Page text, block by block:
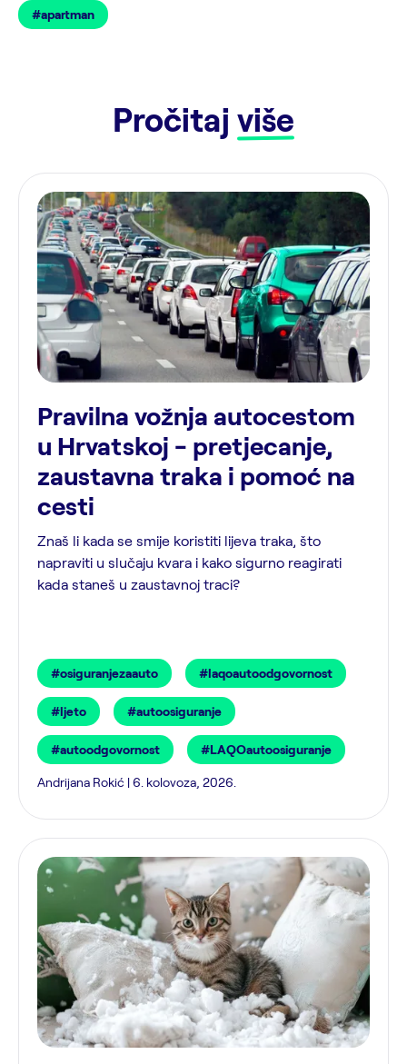
#apartman
Pročitaj više
Pravilna vožnja autocestom
u Hrvatskoj - pretjecanje,
zaustavna traka i pomoć na
cesti
Znaš li kada se smije koristiti lijeva traka, što
napraviti u slučaju kvara i kako sigurno reagirati
kada staneš u zaustavnoj traci?
#osiguranjezaauto #laqoautoodgovornost
#ljeto #autoosiguranje
#autoodgovornost #LAQOautoosiguranje
Andrijana Rokić | 6. kolovoza, 2026.